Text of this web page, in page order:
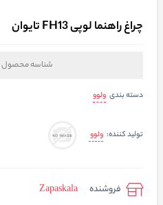
چراغ راهنما لوپی FH13 تایوان
شناسه محصول
دسته بندی ولوو
تولید کننده: ولوو
فروشنده
Zapaskala